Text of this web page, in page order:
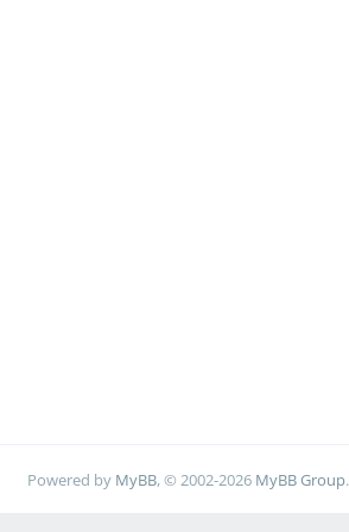
Powered by MyBB, © 2002-2026 MyBB Group.